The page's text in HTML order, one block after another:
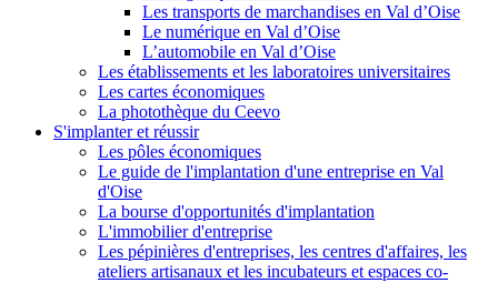
Les transports de marchandises en Val d’Oise
Le numérique en Val d’Oise
L’automobile en Val d’Oise
Les établissements et les laboratoires universitaires
Les cartes économiques
La photothèque du Ceevo
S'implanter et réussir
Les pôles économiques
Le guide de l'implantation d'une entreprise en Val
d'Oise
La bourse d'opportunités d'implantation
L'immobilier d'entreprise
Les pépinières d'entreprises, les centres d'affaires, les
ateliers artisanaux et les incubateurs et espaces co-